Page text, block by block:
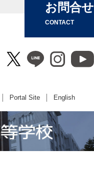
お問合せ
CONTACT
Portal Site English